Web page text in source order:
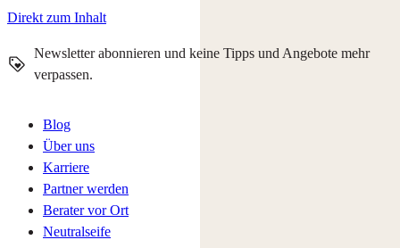
Direkt zum Inhalt
Newsletter abonnieren und keine Tipps und Angebote mehr
verpassen.
Blog
Über uns
Karriere
Partner werden
Berater vor Ort
Neutralseife